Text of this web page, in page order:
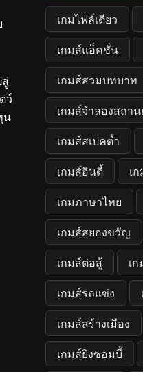
ว์
น
เกมไฟล์เดียว
เกมส์แอ็คชั่น
เกมส์สวมบทบาท
เกมส์จำลองสถา
เกมส์สเปคต่ำ
เกมส์อินดี้
เ
เกมภาษาไทย
เกมส์สยองขวัญ
เกมส์ต่อสู้
เ
เกมส์รถแข่ง
เกมส์สร้างเมือง
เกมส์ยิงซอมบี้